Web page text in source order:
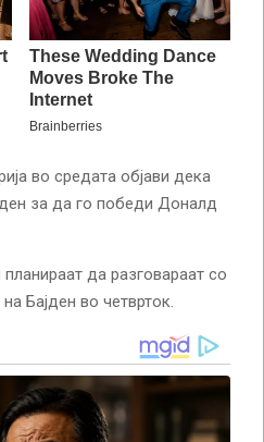
во средата објави дека
за да го победи Доналд
да разговараат со
Бајден во четврток.